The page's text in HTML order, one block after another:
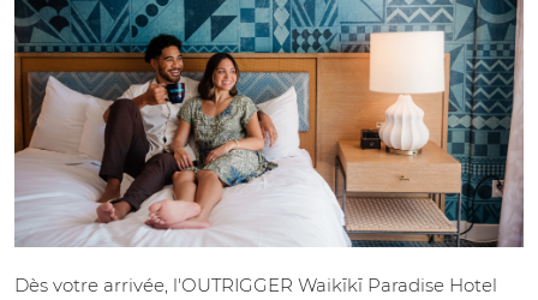
Dès votre arrivée, l'OUTRIGGER Waikīkī Paradise Hotel